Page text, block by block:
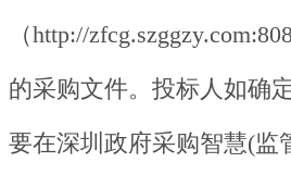
（http://
的采购文件。投标人如确
要在深圳政府采购智慧(监